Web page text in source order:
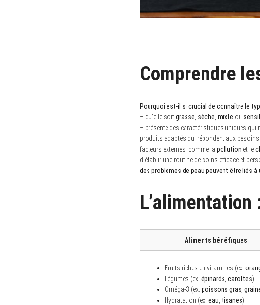
Comprendre
Pourquoi est-il si crucial de connaître le
– qu’elle soitgrasse sèche mixte ou
– présente des caractéristiques uniques
produits adaptés qui répondent aux
facteurs externes, comme la pollution et le
d’établir une routine de soins efficace et
des problèmes de peau peuvent être liés
L’alimentation
Aliments bénéfiques
Fruits riches en vitamines (ex:
Légumes (ex: épinards carottes)
Oméga-3 (ex: poissons gras
Hydratation (ex: eau tisanes)